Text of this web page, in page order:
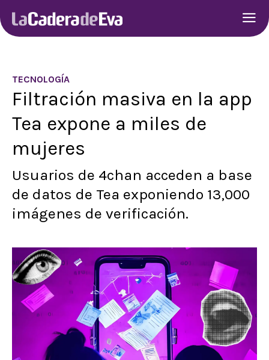
TECNOLOGÍA
Filtración masiva en la app
Tea expone a miles de
mujeres
Usuarios de 4chan acceden a base
de datos de Tea exponiendo 13,000
imágenes de verificación.